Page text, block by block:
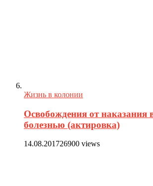
Жизнь в колонии
Освобождения от наказания
болезнью (актировка)
14.08.201726900 views